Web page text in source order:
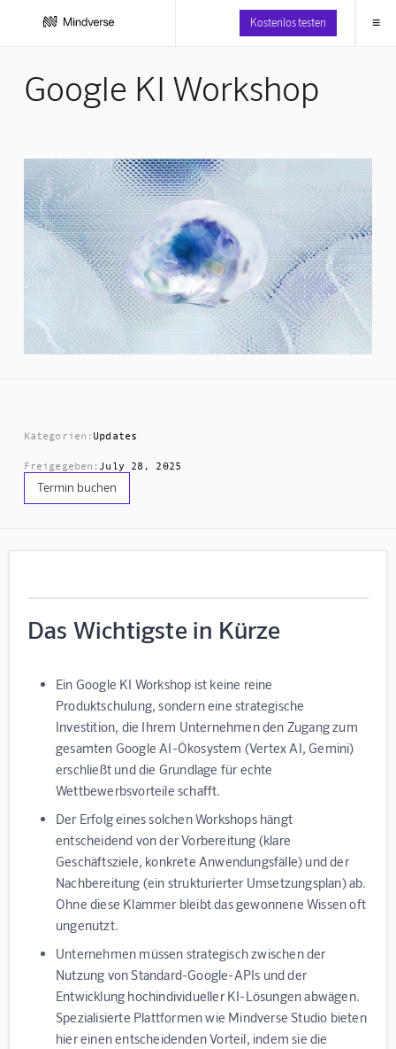
Kostenlos testen ≡
Google KI Workshop
Kategorien: Updates
Freigegeben: July 28, 2025
Termin buchen
Das Wichtigste in Kürze
Ein Google KI Workshop ist keine reine
Produktschulung, sondern eine strategische
Investition, die Ihrem Unternehmen den Zugang zum
gesamten Google AI-Ökosystem (Vertex AI, Gemini)
erschließt und die Grundlage für echte
Wettbewerbsvorteile schafft.
Der Erfolg eines solchen Workshops hängt
entscheidend von der Vorbereitung (klare
Geschäftsziele, konkrete Anwendungsfälle) und der
Nachbereitung (ein strukturierter Umsetzungsplan) ab.
Ohne diese Klammer bleibt das gewonnene Wissen oft
ungenutzt.
Unternehmen müssen strategisch zwischen der
Nutzung von Standard-Google-APIs und der
Entwicklung hochindividueller KI-Lösungen abwägen.
Spezialisierte Plattformen wie Mindverse Studio bieten
hier einen entscheidenden Vorteil, indem sie die